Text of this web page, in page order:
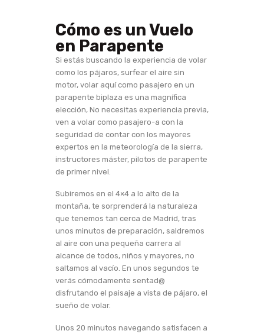
Cómo es un Vuelo
en Parapente
Si estás buscando la experiencia de volar
como los pájaros, surfear el aire sin
motor, volar aquí como pasajero en un
parapente biplaza es una magnífica
elección, No necesitas experiencia previa,
ven a volar como pasajero-a con la
seguridad de contar con los mayores
expertos en la meteorología de la sierra,
instructores máster, pilotos de parapente
de primer nivel.
Subiremos en el 4×4 a lo alto de la
montaña, te sorprenderá la naturaleza
que tenemos tan cerca de Madrid, tras
unos minutos de preparación, saldremos
al aire con una pequeña carrera al
alcance de todos, niños y mayores, no
saltamos al vacío. En unos segundos te
verás cómodamente sentad@
disfrutando el paisaje a vista de pájaro, el
sueño de volar.
Unos 20 minutos navegando satisfacen a